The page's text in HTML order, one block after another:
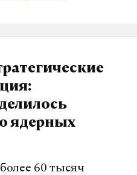
ядерных
60 тысяч